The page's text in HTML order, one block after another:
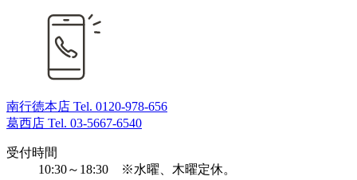
南行徳本店 Tel. 0120-978-656
葛西店 Tel. 03-5667-6540
受付時間
10:30～18:30 ※水曜、木曜定休。